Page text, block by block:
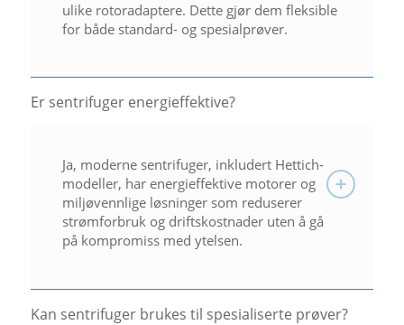
ulike rotoradaptere. Dette gjør dem fleksible
for både standard- og spesialprøver.
Er sentrifuger energieffektive?
Ja, moderne sentrifuger, inkludert Hettich-
modeller, har energieffektive motorer og
miljøvennlige løsninger som reduserer
strømforbruk og driftskostnader uten å gå
på kompromiss med ytelsen.
Kan sentrifuger brukes til spesialiserte prøver?